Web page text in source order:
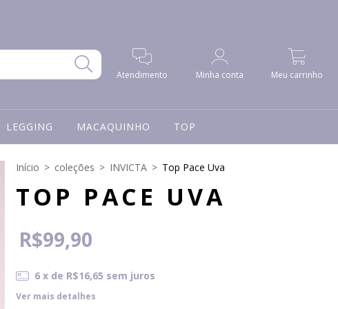
Atendimento Minha conta Meu carrinho
LEGGING MACAQUINHO TOP
Início > coleções > INVICTA > Top Pace Uva
TOP PACE UVA
R$99,90
6 x de R$16,65 sem juros
Ver mais detalhes